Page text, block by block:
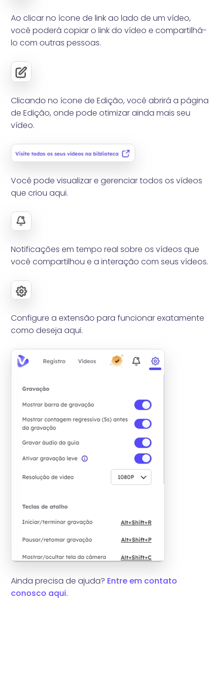
Ao clicar no ícone de link ao lado de um vídeo,
você poderá copiar o link do vídeo e compartilhá-
lo com outras pessoas.
Clicando no ícone de Edição, você abrirá a página
de Edição, onde pode otimizar ainda mais seu
vídeo.
Você pode visualizar e gerenciar todos os vídeos
que criou aqui.
Notificações em tempo real sobre os vídeos que
você compartilhou e a interação com seus vídeos.
Configure a extensão para funcionar exatamente
como deseja aqui.
Ainda precisa de ajuda? Entre em contato
conosco aqui.